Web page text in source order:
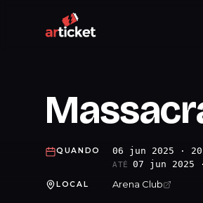
QUANDO 06 jun 2025 ·
ATÉ 07 jun 2025
LOCAL Arena Club